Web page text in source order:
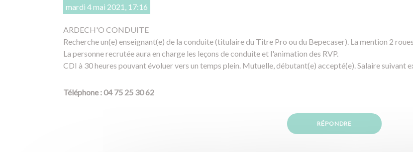
mardi 4 mai 2021, 17:16
ARDECH'O CONDUITE
Recherche un(e) enseignant(e) de la conduite (titulaire du Titre Pro ou du Bepecaser). La mention 2
La personne recrutée aura en charge les leçons de conduite et l'animation des RVP.
CDI à 30 heures pouvant évoluer vers un temps plein. Mutuelle, débutant(e) accepté(e). Salaire suivant
Téléphone : 04 75 25 30 62
RÉPONDRE